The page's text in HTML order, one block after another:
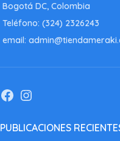
Bogotá DC, Colombia
Teléfono: (324) 2326243
email:
PUBLICACIONES